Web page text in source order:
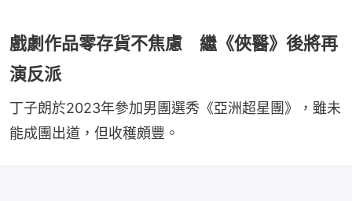
戲劇作品零存貨不焦慮 繼《俠醫》後將再
演反派
丁子朗於2023年參加男團選秀《亞洲超星團》，雖未
能成團出道，但收穫頗豐。